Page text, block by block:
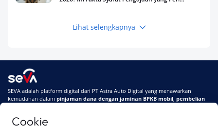
Cookie
Keuangan
Terpercaya
Telat Bayar Pinjol 2 Hari, Apakah Langsung
Masuk BI Checking? Simak Peraturan
Lihat selengkapnya
SEVA adalah platform digital dari PT Astra Auto Digital yang menawarkan
kemudahan dalam pinjaman dana dengan jaminan BPKB mobil pembelian
Di SEVA, BPKB mobilmu #BisaJadiDuit